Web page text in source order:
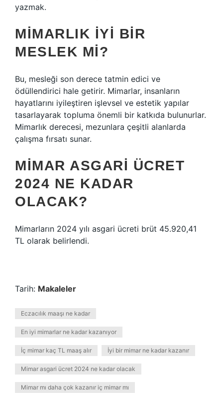
yazmak.
MIMARLIK IYI BIR
MESLEK MI?
Bu, mesleği son derece tatmin edici ve
ödüllendirici hale getirir. Mimarlar, insanların
hayatlarını iyileştiren işlevsel ve estetik yapılar
tasarlayarak topluma önemli bir katkıda bulunurlar.
Mimarlık derecesi, mezunlara çeşitli alanlarda
çalışma fırsatı sunar.
MIMAR ASGARI ÜCRET
2024 NE KADAR
OLACAK?
Mimarların 2024 yılı asgari ücreti brüt 45.920,41
TL olarak belirlendi.
Tarih: Makaleler
Eczacılık maaşı ne kadar
En iyi mimarlar ne kadar kazanıyor
İç mimar kaç TL maaş alır İyi bir mimar ne kadar kazanır
Mimar asgari ücret 2024 ne kadar olacak
Mimar mı daha çok kazanır iç mimar mı